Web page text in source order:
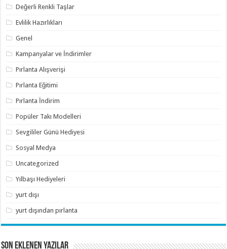
Değerli Renkli Taşlar
Evlilik Hazırlıkları
Genel
Kampanyalar ve İndirimler
Pırlanta Alışverişi
Pırlanta Eğitimi
Pırlanta İndirim
Popüler Takı Modelleri
Sevgililer Günü Hediyesi
Sosyal Medya
Uncategorized
Yılbaşı Hediyeleri
yurt dışı
yurt dışından pırlanta
SON EKLENEN YAZILAR